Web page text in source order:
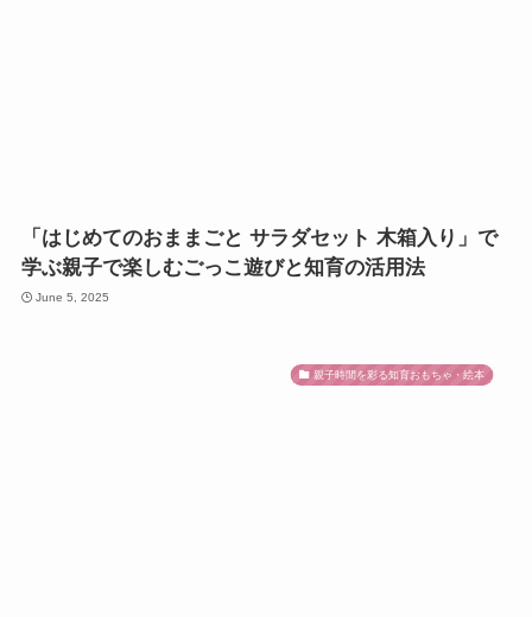
「はじめてのおままごと サラダセット 木箱入り」で
学ぶ親子で楽しむごっこ遊びと知育の活用法
June 5, 2025
親子時間を彩る知育おもちゃ・絵本